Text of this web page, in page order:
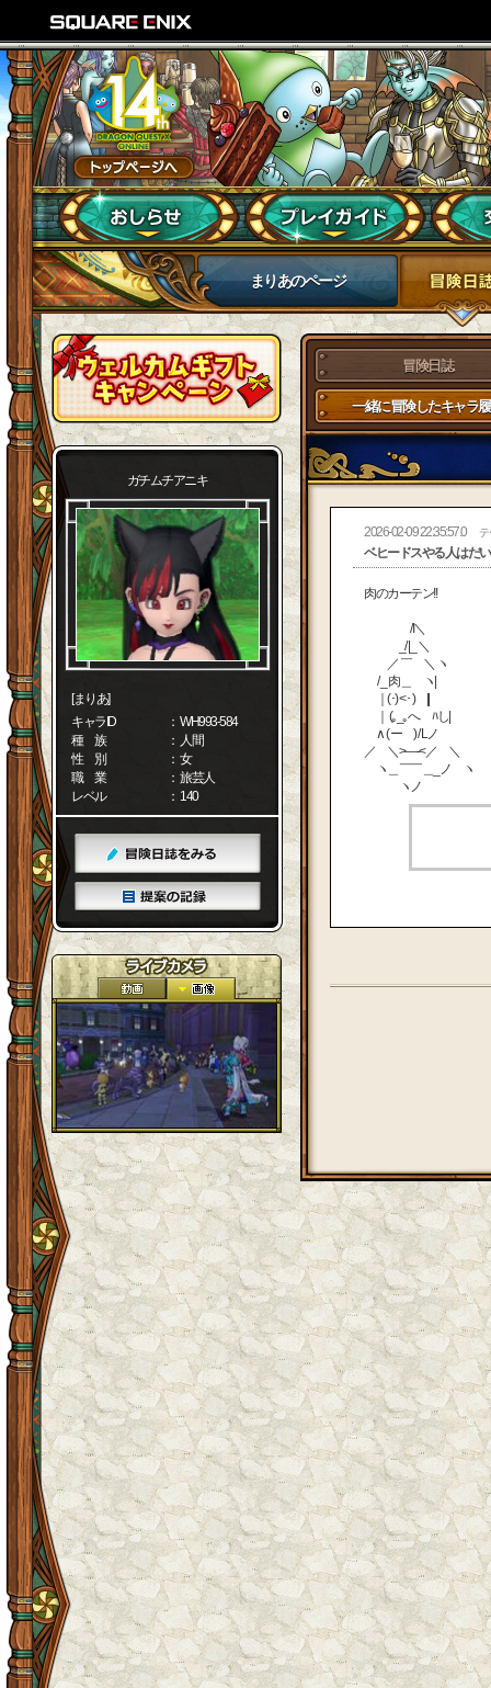
まりあのページ
ガチムチアニキ
[まりあ]
キャラID
： WH993-584
種 族
： 人間
性 別
： 女
職 業
： 旅芸人
レベル
： 140
冒険日誌
一緒に冒険したキャラ
2026-02-09 22:35:57.0 テ
ベヒードスやる人はだ
肉のカーテン!!
/I＼
_/ |_ ＼
／ ￣ ＼ ヽ
/ _ 肉＿ ヽ|
｜(･) <･ ) ||
｜ (｡_｡へ ﾊし|
∧ ( ー ) / Lノ
／ ＼>―-<／ ＼
ヽ＿￣￣＿_ノ ヽ
ヽノ